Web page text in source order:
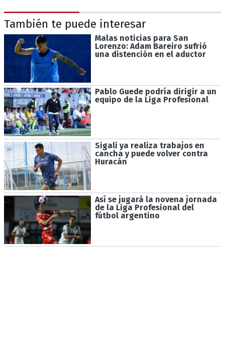
También te puede interesar
Malas noticias para San
Lorenzo: Adam Bareiro sufrió
una distención en el aductor
Pablo Guede podría dirigir a un
equipo de la Liga Profesional
Sigali ya realiza trabajos en
cancha y puede volver contra
Huracán
Así se jugará la novena jornada
de la Liga Profesional del
fútbol argentino